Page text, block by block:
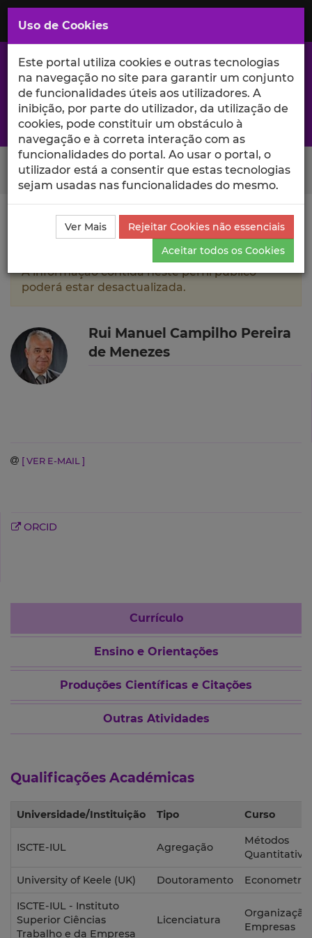
Saltar
para
Conteúdo
Principal
A excelência da investigação e ciência no Iscte
Search Button
Ciência_Iscte Autores
Rui Manuel Campilho Pereira
de Menezes
Currículo
A informação contida neste perfil público
poderá estar desactualizada.
Rui Manuel Campilho Pereira
de Menezes
[ VER E-MAIL ]
ORCID
Currículo
Ensino e Orientações
Produções Científicas e Citações
Outras Atividades
Qualificações Académicas
Universidade/Instituição Tipo Curso
ISCTE-IUL Agregação
Métodos
University of Keele (UK) Doutoramento Econometria
ISCTE-IUL - Instituto
Superior Ciências
Trabalho e da Empresa
Licenciatura
Organização
Empresas
Uso de Cookies
Este portal utiliza cookies e outras tecnologias
na navegação no site para garantir um conjunto
de funcionalidades úteis aos utilizadores. A
inibição, por parte do utilizador, da utilização de
cookies, pode constituir um obstáculo à
navegação e à correta interação com as
funcionalidades do portal. Ao usar o portal, o
utilizador está a consentir que estas tecnologias
sejam usadas nas funcionalidades do mesmo.
Ver Mais
Rejeitar Cookies não essenciais
Aceitar todos os Cookies